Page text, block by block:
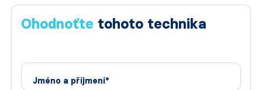
Ohodnoťte tohoto technika
Jméno a příjmení*